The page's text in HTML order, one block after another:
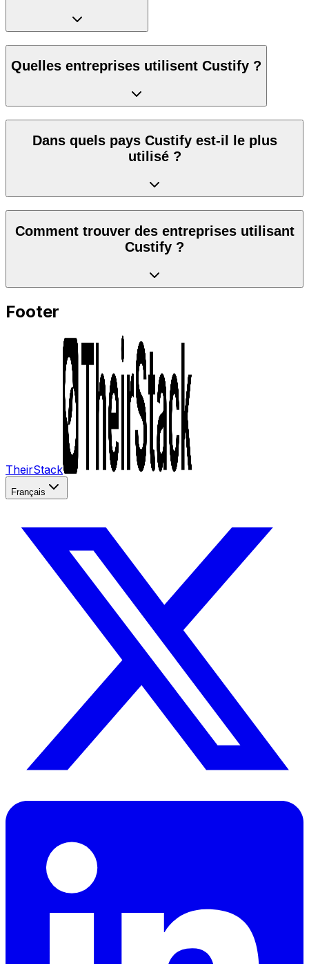
Quelles entreprises utilisent Custify ?
Dans quels pays Custify est-il le plus
utilisé ?
Comment trouver des entreprises utilisant
Custify ?
Footer
TheirStack
Français